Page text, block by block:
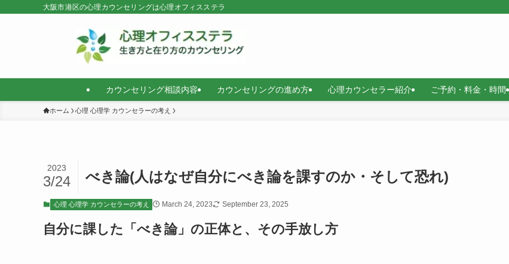
大阪市港区の心理カウンセリングは心理オフィスステラ
カウンセリング相談内容 カウンセリングの進め方 心理カウンセラー紹介 ご予約・料金・時間
ホーム 心理 心理学 カウンセラーの考え
べき論(人はなぜ自分にべき論を課すのか・そして恐れ)
2023
3/24
心理 心理学 カウンセラーの考え March 24, 2023 September 23, 2025
自分に課した「べき論」の正体と、その手放し方